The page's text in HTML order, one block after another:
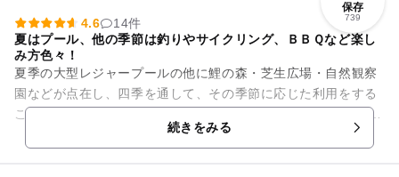
保存
739
4.6
14件
夏はプール、他の季節は釣りやサイクリング、ＢＢＱなど楽し
み方色々！
夏季の大型レジャープールの他に鯉の森・芝生広場・自然観察
園などが点在し、四季を通して、その季節に応じた利用をする
ことができる公園です。 芝生広場は、ほんのチョット小高い南
向きの丘のひろ～い広場...続きをみる